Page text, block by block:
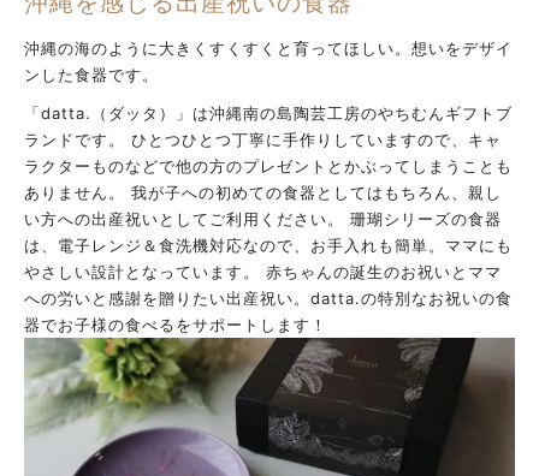
沖縄の海のように大きくすくすくと育ってほしい。想いをデザイ
ンした食器です。
「datta.（ダッタ）」は沖縄南の島陶芸工房のやちむんギフトブ
ランドです。 ひとつひとつ丁寧に手作りしていますので、キャ
ラクターものなどで他の方のプレゼントとかぶってしまうことも
ありません。 我が子への初めての食器としてはもちろん、親し
い方への出産祝いとしてご利用ください。 珊瑚シリーズの食器
は、電子レンジ＆食洗機対応なので、お手入れも簡単。ママにも
やさしい設計となっています。 赤ちゃんの誕生のお祝いとママ
への労いと感謝を贈りたい出産祝い。datta.の特別なお祝いの食
器でお子様の食べるをサポートします！